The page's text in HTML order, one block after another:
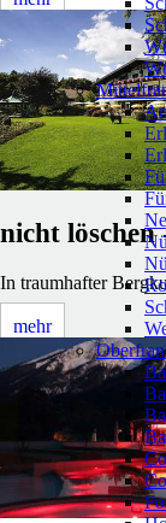
nicht
In traumhafter
mehr